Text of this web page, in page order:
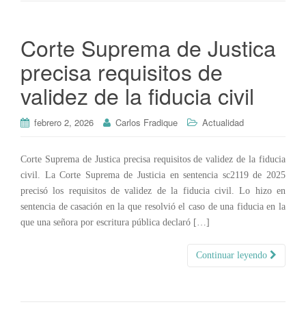
Corte Suprema de Justica
precisa requisitos de
validez de la fiducia civil
febrero 2, 2026 Carlos Fradique Actualidad
Corte Suprema de Justica precisa requisitos de validez de la fiducia
civil. La Corte Suprema de Justicia en sentencia sc2119 de 2025
precisó los requisitos de validez de la fiducia civil. Lo hizo en
sentencia de casación en la que resolvió el caso de una fiducia en la
que una señora por escritura pública declaró […]
Continuar leyendo